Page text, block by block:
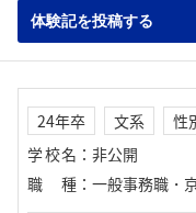
体験記を投稿する
24年卒 文系
性
学校名 ： 非公開
職種 ： 一般事務職・